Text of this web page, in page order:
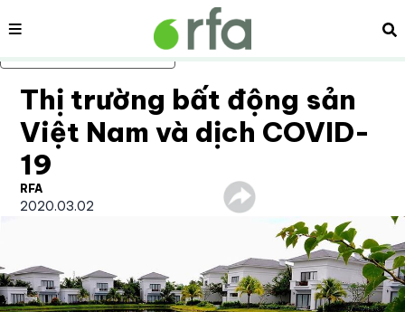
Bỏ qua nội dung chính
Nội dung
Thị trường bất động sản
Việt Nam và dịch COVID-
19
RFA
2020.03.02